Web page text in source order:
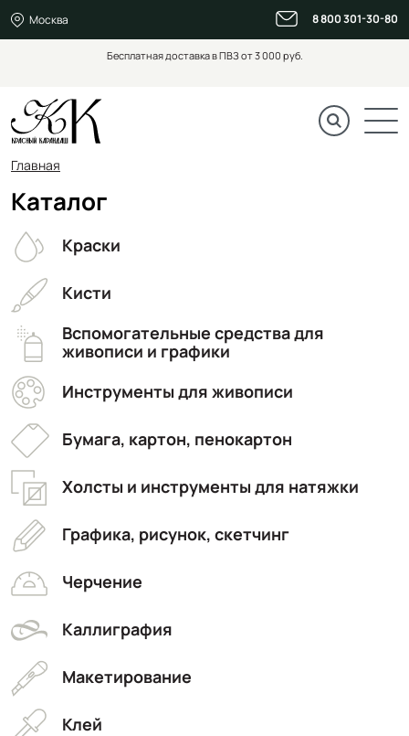
Москва 8 800 301-30-80
Бесплатная доставка в ПВЗ от 3 000 руб.
Главная
Каталог
Краски
Кисти
Вспомогательные средства для
живописи и графики
Инструменты для живописи
Бумага, картон, пенокартон
Холсты и инструменты для натяжки
Графика, рисунок, скетчинг
Черчение
Каллиграфия
Макетирование
Клей